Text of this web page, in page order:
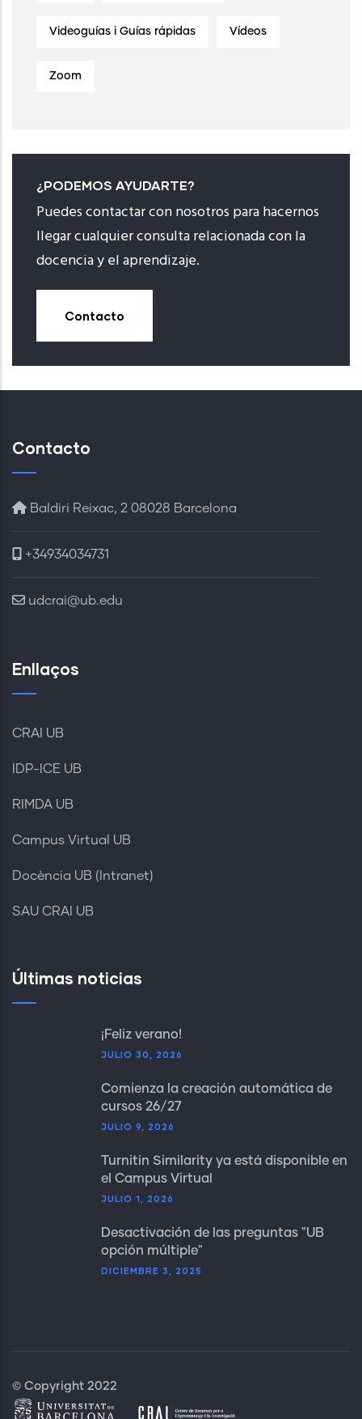
Videoguías i Guías rápidas Vídeos
Zoom
¿PODEMOS AYUDARTE?
Puedes contactar con nosotros para hacernos
llegar cualquier consulta relacionada con la
docencia y el aprendizaje.
Contacto
Contacto
Baldiri Reixac, 2 08028 Barcelona
+34934034731
udcrai@ub.edu
Enllaços
CRAI UB
IDP-ICE UB
RIMDA UB
Campus Virtual UB
Docència UB (Intranet)
SAU CRAI UB
Últimas noticias
¡Feliz verano!
JULIO 30, 2026
Comienza la creación automática de
cursos 26/27
JULIO 9, 2026
Turnitin Similarity ya está disponible en
el Campus Virtual
JULIO 1, 2026
Desactivación de las preguntas "UB
opción múltiple"
DICIEMBRE 3, 2025
© Copyright 2022